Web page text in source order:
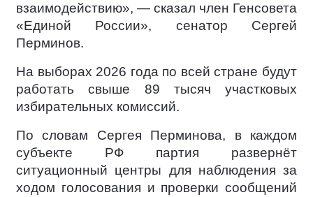
взаимодействию», — сказал член Генсовета
«Единой России», сенатор Сергей
Перминов.
На выборах 2026 года по всей стране будут
работать свыше 89 тысяч участковых
избирательных комиссий.
По словам Сергея Перминова, в каждом
субъекте РФ партия развернёт
ситуационный центры для наблюдения за
ходом голосования и проверки сообщений